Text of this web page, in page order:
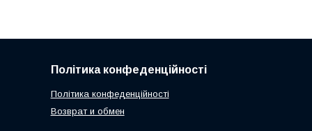
Політика конфеденційності
Політика конфеденційності
Возврат и обмен